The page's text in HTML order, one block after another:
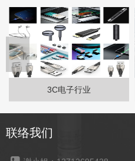
3C电子行业
联络我们